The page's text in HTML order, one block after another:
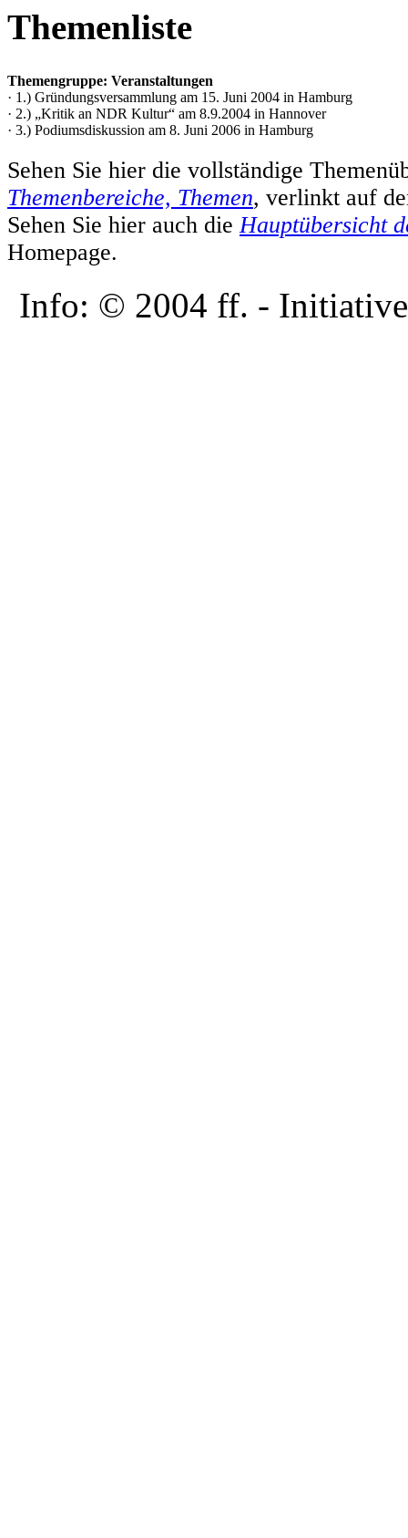
Themenliste
Themengruppe: Veranstaltungen
· 1.) Gründungsversammlung am 15. Juni 2004 in Hamburg
· 2.) „Kritik an NDR Kultur“ am 8.9.2004 in Hannover
· 3.) Podiumsdiskussion am 8. Juni 2006 in Hamburg
Sehen Sie hier die vollständige
Themenbereiche, Themen, verlinkt auf
Sehen Sie hier auch dieHauptübersicht
Homepage.
Info: © 2004 ff. -